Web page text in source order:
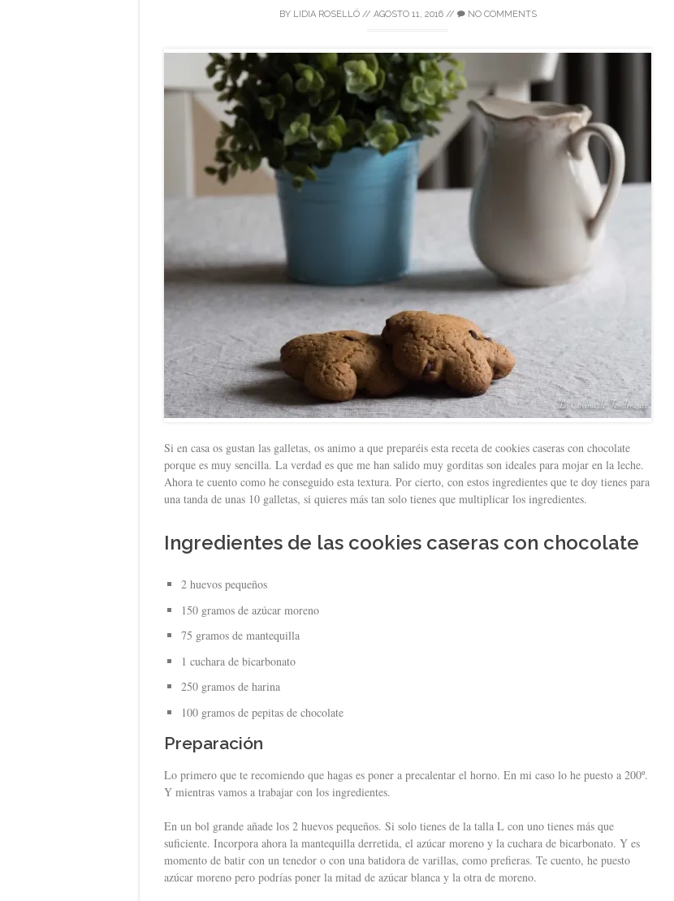
BY LIDIA ROSELLÓ// AGOSTO 11, 2016// NO COMMENTS
Si en casa os gustan las galletas, os animo a que preparéis esta receta de cookies caseras con chocolate
porque es muy sencilla. La verdad es que me han salido muy gorditas son ideales para mojar en la leche.
Ahora te cuento como he conseguido esta textura. Por cierto, con estos ingredientes que te doy tienes para
una tanda de unas 10 galletas, si quieres más tan solo tienes que multiplicar los ingredientes.
Ingredientes de las cookies caseras con chocolate
2 huevos pequeños
150 gramos de azúcar moreno
75 gramos de mantequilla
1 cuchara de bicarbonato
250 gramos de harina
100 gramos de pepitas de chocolate
Preparación
Lo primero que te recomiendo que hagas es poner a precalentar el horno. En mi caso lo he puesto a 200º.
Y mientras vamos a trabajar con los ingredientes.
En un bol grande añade los 2 huevos pequeños. Si solo tienes de la talla L con uno tienes más que
suficiente. Incorpora ahora la mantequilla derretida, el azúcar moreno y la cuchara de bicarbonato. Y es
momento de batir con un tenedor o con una batidora de varillas, como prefieras. Te cuento, he puesto
azúcar moreno pero podrías poner la mitad de azúcar blanca y la otra de moreno.